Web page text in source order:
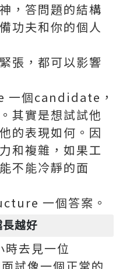
，答問題的結構
功夫和你的個人
張，都可以影響
個candidate，
其實是想試試他
的表現如何。因
和複雜，如果工
不能冷靜的面
一個答案。
越好
去見一位